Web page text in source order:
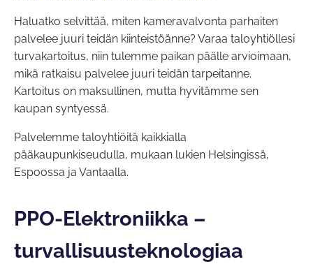
Haluatko selvittää, miten kameravalvonta parhaiten
palvelee juuri teidän kiinteistöänne? Varaa taloyhtiöllesi
turvakartoitus, niin tulemme paikan päälle arvioimaan,
mikä ratkaisu palvelee juuri teidän tarpeitanne.
Kartoitus on maksullinen, mutta hyvitämme sen
kaupan syntyessä.
Palvelemme taloyhtiöitä kaikkialla
pääkaupunkiseudulla, mukaan lukien Helsingissä,
Espoossa ja Vantaalla.
PPO-Elektroniikka –
turvallisuusteknologiaa